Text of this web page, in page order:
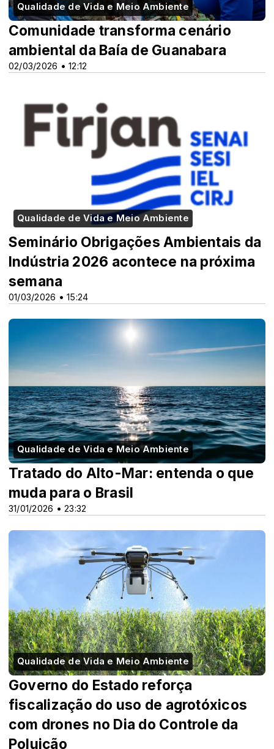
Qualidade de Vida e Meio Ambiente
02/03/2026 • 12:12
Comunidade transforma cenário
ambiental da Baía de Guanabara
Qualidade de Vida e Meio Ambiente
01/03/2026 • 15:24
Seminário Obrigações Ambientais da
Indústria 2026 acontece na próxima
semana
Qualidade de Vida e Meio Ambiente
31/01/2026 • 23:32
Tratado do Alto-Mar: entenda o que
muda para o Brasil
Qualidade de Vida e Meio Ambiente
Governo do Estado reforça
fiscalização do uso de agrotóxicos
com drones no Dia do Controle da
Poluição